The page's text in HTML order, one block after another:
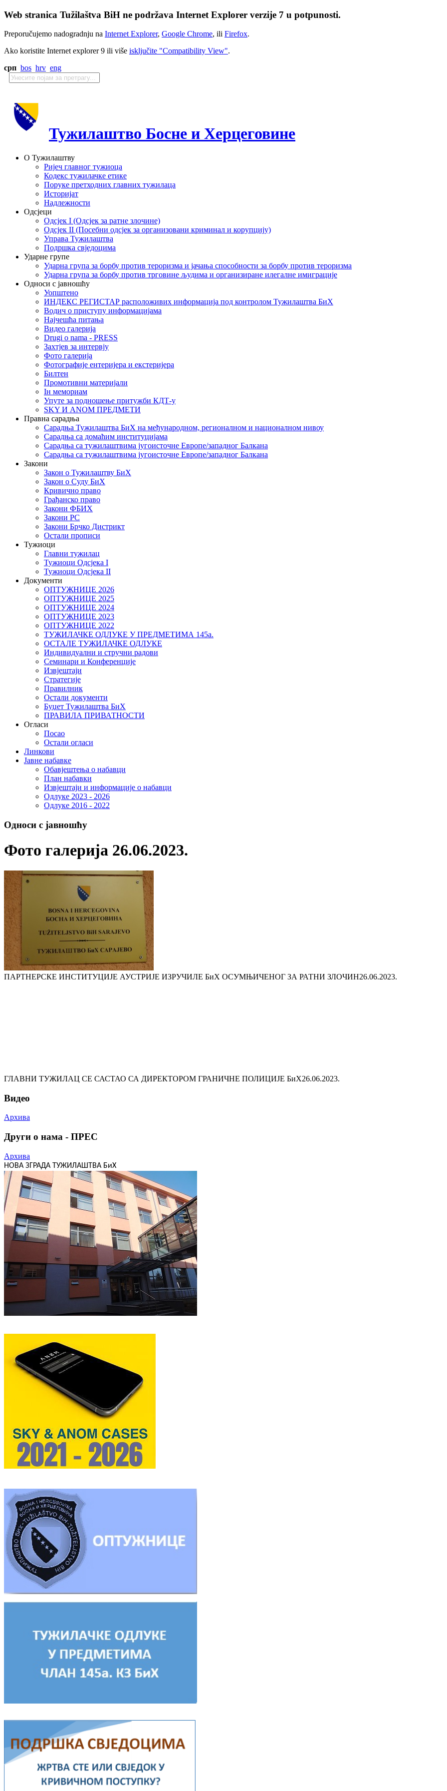
Web stranica Tužilaštva BiH ne podržava Internet Explorer verzije 7 u potpunosti.
Preporučujemo nadogradnju na Internet Explorer, Google Chrome, ili Firefox.
Ako koristite Internet explorer 9 ili više isključite "Compatibility View".
срп bos hrv eng
Тужилаштво Босне и Херцеговине
О Тужилаштву
Ријеч главног тужиоца
Кодекс тужилачке етике
Поруке претходних главних тужилаца
Историјат
Надлежности
Одсјеци
Одсјек I (Одсјек за ратне злочине)
Одсјек II (Посебни одсјек за организовани криминал и корупцију)
Управа Тужилаштва
Подршка свједоцима
Ударне групе
Ударна група за борбу против тероризма и јачања способности за борбу против тероризма
Ударна група за борбу против трговине људима и организиране илегалне имиграције
Односи с јавношћу
Уопштено
ИНДЕКС РЕГИСТАР расположивих информација под контролом Тужилаштва БиХ
Водич о приступу информацијама
Најчешћа питања
Видео галерија
Drugi o nama - PRESS
Захтјев за интервју
Фото галерија
Фотографије ентеријера и екстеријера
Билтен
Промотивни материјали
Iн мемориам
Упуте за подношење притужби КДТ-у
SKY И ANOM ПРЕДМЕТИ
Правна сарадња
Сарадња Тужилаштва БиХ на међународном, регионалном и националном нивоу
Сарадња са домаћим институцијама
Сарадња са тужилаштвима југоисточне Европе/западног Балкана
Сарадња са тужилаштвима југоисточне Европе/западног Балкана
Закони
Закон о Тужилаштву БиХ
Закон о Суду БиХ
Кривично право
Грађанско право
Закони ФБИХ
Закони РС
Закони Брчко Дистрикт
Остали прописи
Тужиоци
Главни тужилац
Тужиоци Oдсјекa I
Тужиоци Oдсјекa II
Документи
ОПТУЖНИЦЕ 2026
ОПТУЖНИЦЕ 2025
ОПТУЖНИЦЕ 2024
ОПТУЖНИЦЕ 2023
ОПТУЖНИЦЕ 2022
ТУЖИЛАЧКЕ ОДЛУКЕ У ПРЕДМЕТИМА 145а.
ОСТАЛЕ ТУЖИЛАЧКЕ ОДЛУКЕ
Индивидуални и стручни радови
Семинари и Конференције
Извјештаји
Стратегије
Правилник
Остали документи
Буџет Тужилаштва БиХ
ПРАВИЛА ПРИВАТНОСТИ
Огласи
Посао
Остали огласи
Линкови
Јавне набавке
Обавјештења о набавци
План набавки
Извјештаји и информације о набавци
Одлуке 2023 - 2026
Одлуке 2016 - 2022
Односи с јавношћу
Фото галерија 26.06.2023.
ПАРТНЕРСКЕ ИНСТИТУЦИЈЕ АУСТРИЈЕ ИЗРУЧИЛЕ БиХ ОСУМЊИЧЕНОГ ЗА РАТНИ ЗЛОЧИН26.06.2023.
ГЛАВНИ ТУЖИЛАЦ СЕ САСТАО СА ДИРЕКТОРОМ ГРАНИЧНЕ ПОЛИЦИЈЕ БиХ26.06.2023.
Видео
Архива
Други о нама - ПРЕС
Архива
НОВА ЗГРАДА ТУЖИЛАШТВА БиХ